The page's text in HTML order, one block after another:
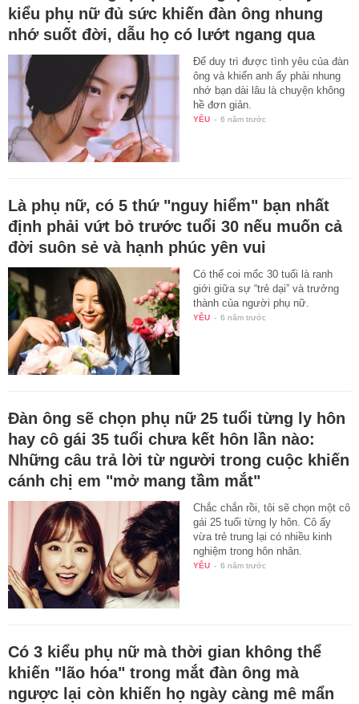
kiểu phụ nữ đủ sức khiến đàn ông nhung
nhớ suốt đời, dẫu họ có lướt ngang qua
Để duy trì được tình yêu của đàn
ông và khiến anh ấy phải nhung
nhớ bạn dài lâu là chuyện không
hề đơn giản.
YÊU - 6 năm trước
Là phụ nữ, có 5 thứ "nguy hiểm" bạn nhất
định phải vứt bỏ trước tuổi 30 nếu muốn cả
đời suôn sẻ và hạnh phúc yên vui
Có thể coi mốc 30 tuổi là ranh
giới giữa sự “trẻ dại” và trưởng
thành của người phụ nữ.
YÊU - 6 năm trước
Đàn ông sẽ chọn phụ nữ 25 tuổi từng ly hôn
hay cô gái 35 tuổi chưa kết hôn lần nào:
Những câu trả lời từ người trong cuộc khiến
cánh chị em "mở mang tầm mắt"
Chắc chắn rồi, tôi sẽ chọn một cô
gái 25 tuổi từng ly hôn. Cô ấy
vừa trẻ trung lại có nhiều kinh
nghiệm trong hôn nhân.
YÊU - 6 năm trước
Có 3 kiểu phụ nữ mà thời gian không thể
khiến "lão hóa" trong mắt đàn ông mà
ngược lại còn khiến họ ngày càng mê mẩn